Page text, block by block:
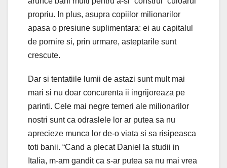
propriu. In plus, asupra copiilor milionarilor
apasa o presiune suplimentara: ei au capitalul
de pornire si, prin urmare, asteptarile sunt
crescute.
Dar si tentatiile lumii de astazi sunt mult mai
mari si nu doar concurenta ii ingrijoreaza pe
parinti. Cele mai negre temeri ale milionarilor
nostri sunt ca odraslele lor ar putea sa nu
aprecieze munca lor de-o viata si sa risipeasca
toti banii. “Cand a plecat Daniel la studii in
Italia, m-am gandit ca s-ar putea sa nu mai vrea